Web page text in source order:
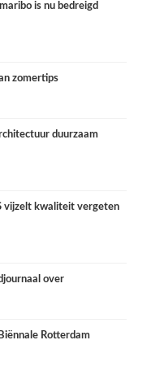
is nu bedreigd
zomertips
duurzaam
vijzelt kwaliteit vergeten
over
Rotterdam